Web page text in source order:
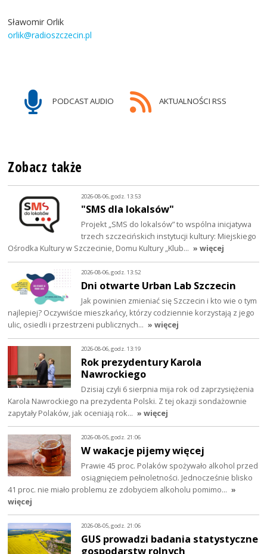
Sławomir Orlik
orlik@radioszczecin.pl
PODCAST AUDIO AKTUALNOŚCI RSS
Zobacz także
2026-08-06, godz. 13:53
"SMS dla lokalsów"
Projekt „SMS do lokalsów” to wspólna inicjatywa
trzech szczecińskich instytucji kultury: Miejskiego
Ośrodka Kultury w Szczecinie, Domu Kultury „Klub… » więcej
2026-08-06, godz. 13:52
Dni otwarte Urban Lab Szczecin
Jak powinien zmieniać się Szczecin i kto wie o tym
najlepiej? Oczywiście mieszkańcy, którzy codziennie korzystają z jego
ulic, osiedli i przestrzeni publicznych… » więcej
2026-08-06, godz. 13:19
Rok prezydentury Karola
Nawrockiego
Dzisiaj czyli 6 sierpnia mija rok od zaprzysiężenia
Karola Nawrockiego na prezydenta Polski. Z tej okazji sondażownie
zapytały Polaków, jak oceniają rok… » więcej
2026-08-05, godz. 21:06
W wakacje pijemy więcej
Prawie 45 proc. Polaków spożywało alkohol przed
osiągnięciem pełnoletności. Jednocześnie blisko
41 proc. nie miało problemu ze zdobyciem alkoholu pomimo… »
więcej
2026-08-05, godz. 21:06
GUS prowadzi badania statystyczne
gospodarstw rolnych